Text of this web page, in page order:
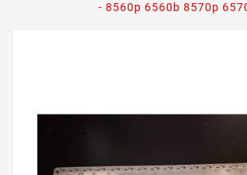
- 8560p 6560b 8570p